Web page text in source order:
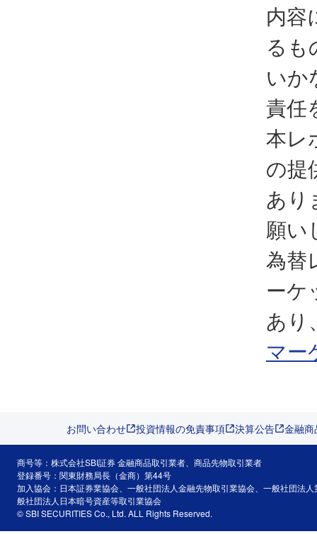
内容
るも
いか
責任
本レ
の提
あり
願い
為替
ーケ
あり
マー
お問い合わせ 投資情報の免責事項 決算公告 金融
商号等：株式会社SBI証券 金融商品取引業者、商品先物取引業者
登録番号：関東財務局長（金商）第44号
加入協会：日本証券業協会、一般社団法人金融先物取引業協会、一般社団法
般社団法人日本暗号資産等取引業協会
© SBI SECURITIES Co., Ltd. ALL Rights Reserved.